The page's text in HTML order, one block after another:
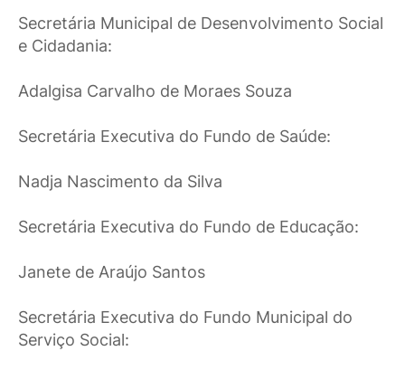
Secretária Municipal de Desenvolvimento Social
e Cidadania:
Adalgisa Carvalho de Moraes Souza
Secretária Executiva do Fundo de Saúde:
Nadja Nascimento da Silva
Secretária Executiva do Fundo de Educação:
Janete de Araújo Santos
Secretária Executiva do Fundo Municipal do
Serviço Social: